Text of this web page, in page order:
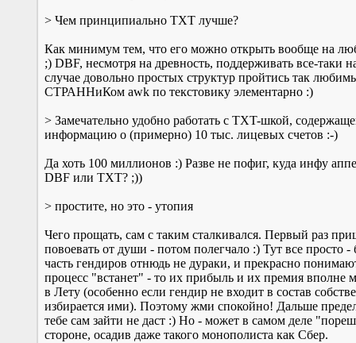
> Чем принципиально TXT лучше?
Как минимум тем, что его можно открыть вообще на
;) DBF, несмотря на древность, поддерживать все-таки
случае довольно простых структур пройтись так
СТРАННиКом awk по текстовику элементарно :)
> Замечательно удобно работать с TXT-шкой,
информацию о (примерно) 10 тыс. лицевых счетов :-)
Да хоть 100 миллионов :) Разве не пофиг, куда инфу
DBF или TXT? ;))
> простите, но это - утопия
Чего прощать, сам с таким сталкивался. Первый раз
повоевать от души - потом полегчало :) Тут все просто
часть гендиров отнюдь не дураки, и прекрасно
процесс "встанет" - то их прибыль и их премия вполне
в Лету (особенно если гендир не входит в состав
избирается ими). Поэтому жми спокойно! Дальше
тебе сам зайти не даст :) Но - может в самом деле
стороне, осадив даже такого монополиста как Сбер.